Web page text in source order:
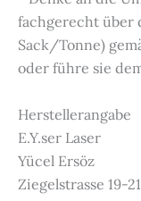
fachgerecht über
Sack/Tonne)
oder führe sie
Herstellerangabe
E.Y.ser Laser
Yücel Ersöz
Ziegelstrasse 19-21